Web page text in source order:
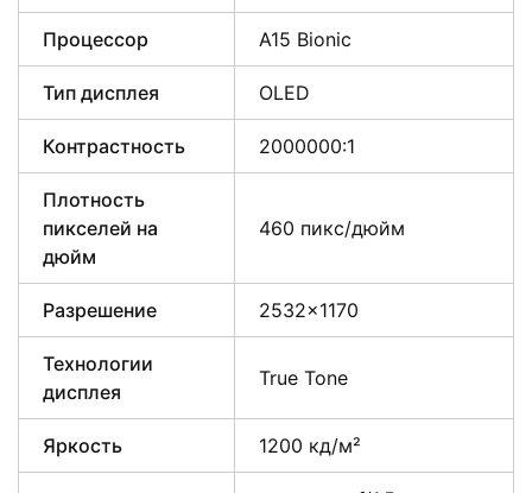
Процессор A15 Bionic
Тип дисплея OLED
Контрастность 2000000:1
Плотность
пикселей на
дюйм
460 пикс/дюйм
Разрешение 2532×1170
Технологии
дисплея
True Tone
Яркость 1200 кд/м²